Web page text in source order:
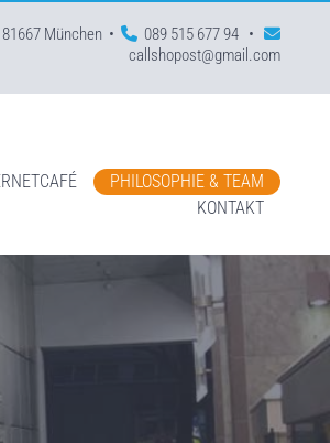
München •  089 515 677 94 • 
callshopost@gmail.com
PHILOSOPHIE & TEAM
KONTAKT